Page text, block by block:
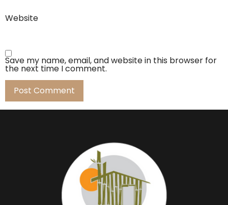
Website
Save my name, email, and website in this browser for
the next time I comment.